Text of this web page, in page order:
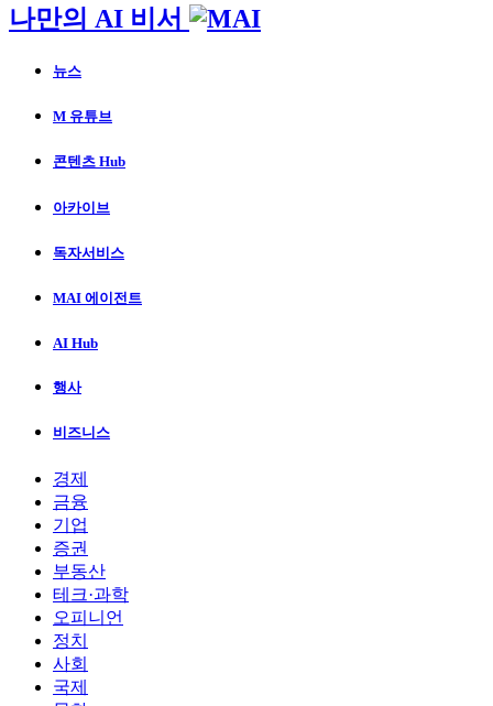
나만의 AI 비서
뉴스
M 유튜브
콘텐츠 Hub
아카이브
독자서비스
MAI 에이전트
AI Hub
행사
비즈니스
경제
금융
기업
증권
부동산
테크·과학
오피니언
정치
사회
국제